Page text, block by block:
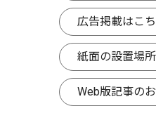
広告掲載はこ
紙面の設置場
Web版記事の